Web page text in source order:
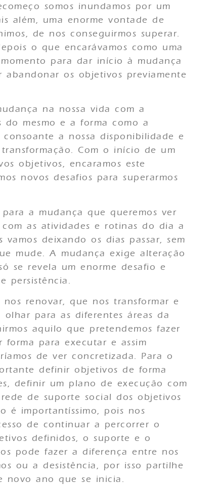
somos inundamos por um
além, uma enorme vontade de
de nos conseguirmos superar.
o que encarávamos como uma
para dar início à mudança
abandonar os objetivos previamente
na nossa vida com a
mesmo e a forma como a
a nossa disponibilidade e
Com o início de um
objetivos, encaramos este
novos desafios para superarmos
a mudança que queremos ver
as atividades e rotinas do dia a
deixando os dias passar, sem
mude. A mudança exige alteração
se revela um enorme desafio e
persistência.
renovar, que nos transformar e
para as diferentes áreas da
aquilo que pretendemos fazer
para executar e assim
de ver concretizada. Para o
definir objetivos de forma
definir um plano de execução com
de suporte social dos objetivos
é importantíssimo, pois nos
de continuar a percorrer o
definidos, o suporte e o
pode fazer a diferença entre nos
ou a desistência, por isso partilhe
novo ano que se inicia.